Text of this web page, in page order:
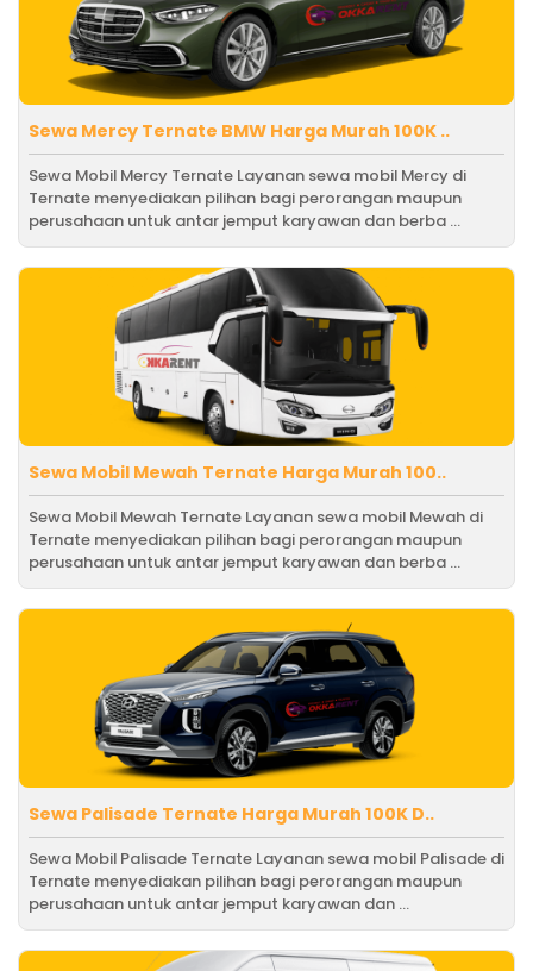
Sewa Mercy Ternate BMW Harga Murah 100K ..
Sewa Mobil Mercy Ternate Layanan sewa mobil Mercy di
Ternate menyediakan pilihan bagi perorangan maupun
perusahaan untuk antar jemput karyawan dan berba ...
Sewa Mobil Mewah Ternate Harga Murah 100..
Sewa Mobil Mewah Ternate Layanan sewa mobil Mewah di
Ternate menyediakan pilihan bagi perorangan maupun
perusahaan untuk antar jemput karyawan dan berba ...
Sewa Palisade Ternate Harga Murah 100K D..
Sewa Mobil Palisade Ternate Layanan sewa mobil Palisade di
Ternate menyediakan pilihan bagi perorangan maupun
perusahaan untuk antar jemput karyawan dan ...